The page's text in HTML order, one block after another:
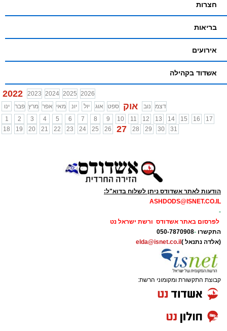
חצרות
בריאות
אירועים
אשדוד בקהילה
2022 2023 2024 2025 2026
ינו
פבר מרץ אפר מאי יונ יול אוג ספט אוק נוב
דצמ
1
2 3 4 5 6 7 8 9 10 11 12 13 14 15 16
17
18
19 20 21 22 23 24 25 26 27 28 29 30 31
הודעות לאתר אשדודס ניתן לשלוח בדוא"ל:
ASHDODS@ISNET.CO.IL
-
לפרסום באתר אשדודס ורשת ישראל נט
התקשרו -
050-7870908
(אלדה נתנאל ) elda@isnet.co.il
קבוצת התקשורת ומקומוני הרשת: